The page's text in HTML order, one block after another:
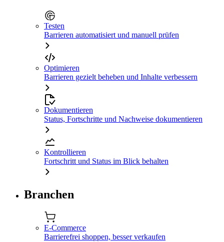
Testen
Barrieren automatisiert und manuell prüfen
Optimieren
Barrieren gezielt beheben und Inhalte verbessern
Dokumentieren
Status, Fortschritte und Nachweise dokumentieren
Kontrollieren
Fortschritt und Status im Blick behalten
Branchen
E-Commerce
Barrierefrei shoppen, besser verkaufen